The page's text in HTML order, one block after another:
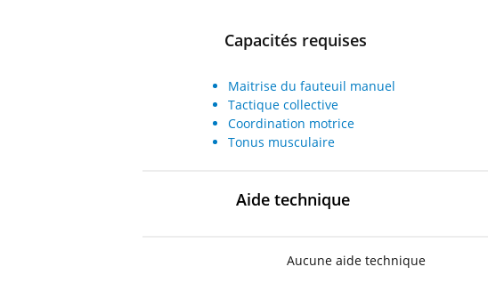
Capacités requises
Maitrise du fauteuil manuel
Tactique collective
Coordination motrice
Tonus musculaire
Aide technique
Aucune aide technique